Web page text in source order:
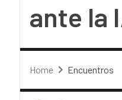
ante la
Home Encuentros